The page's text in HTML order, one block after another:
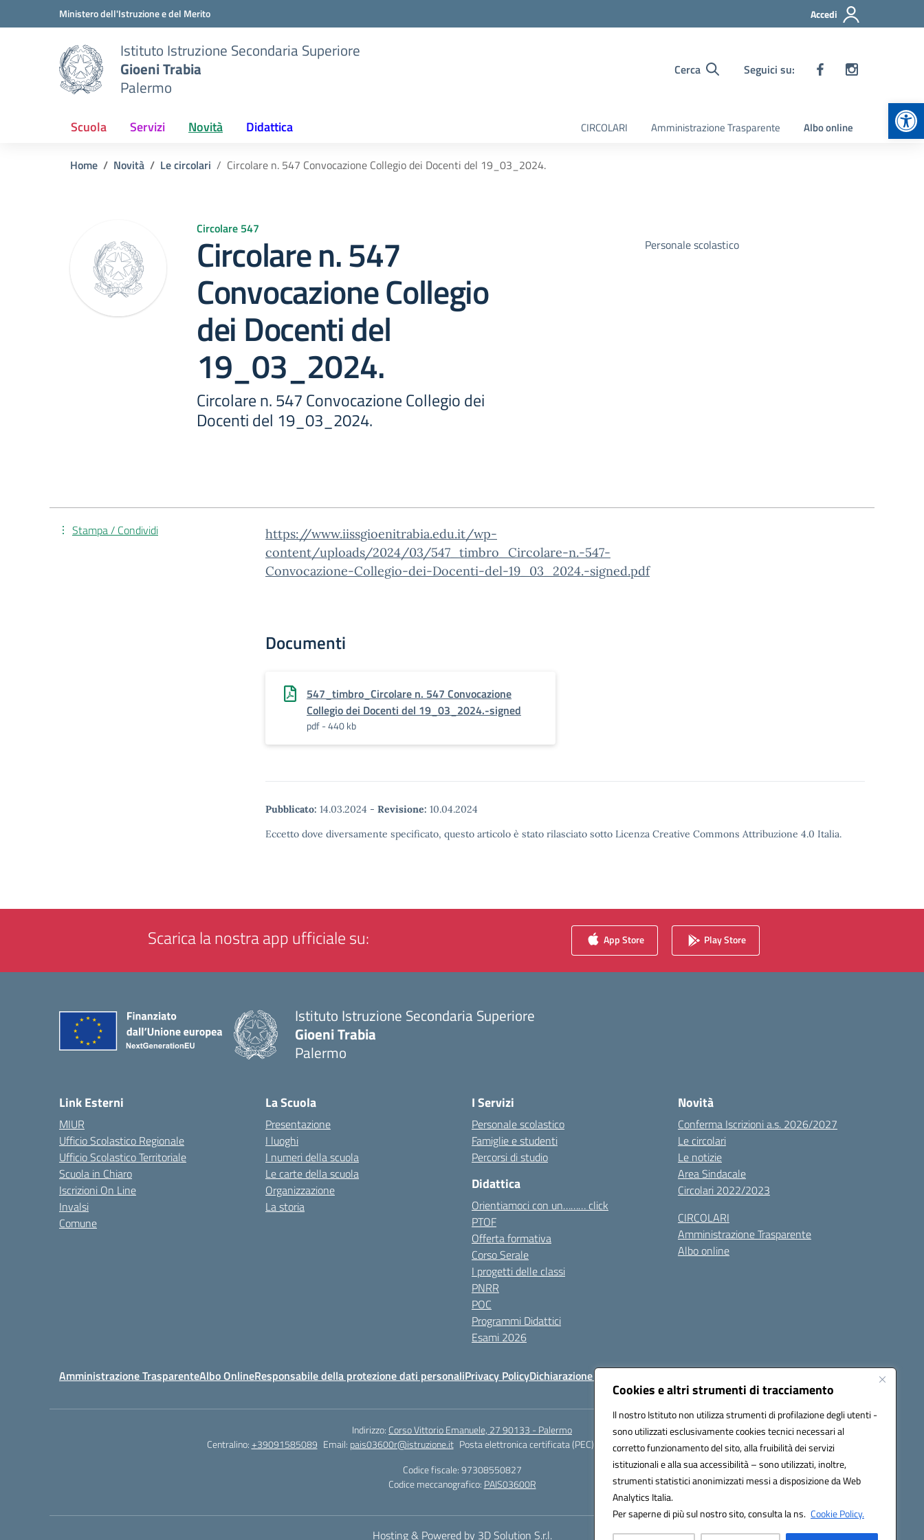
Cookies e altri strumenti di tracciamento
Il nostro Istituto non utilizza strumenti di profilazione degli utenti -
sono utilizzati esclusivamente cookies tecnici necessari al
corretto funzionamento del sito, alla fruibilità dei servizi
istituzionali e alla sua accessibilità – sono utilizzati, inoltre,
strumenti statistici anonimizzati messi a disposizione da Web
Analytics Italia.
Per saperne di più sul nostro sito, consulta la ns. Cookie Policy.
Vai ai contenuti
Vai al menu di navigazioneMinistero dell'Istruzione e del Merito Accedi
Istituto Istruzione Secondaria Superiore
Gioeni Trabia
Palermo
Cerca Seguici su:
Scuola Servizi Novità Didattica CIRCOLARI Amministrazione Trasparente Albo online
Home Novità Le circolari Circolare n. 547 Convocazione Collegio dei Docenti del 19_03_2024.
Circolare 547
Circolare n. 547
Convocazione Collegio
dei Docenti del
19_03_2024.
Circolare n. 547 Convocazione Collegio dei
Docenti del 19_03_2024.
Personale scolastico
https://www.iissgioenitrabia.edu.it/wp-
content/uploads/2024/03/547_timbro_Circolare-n.-547-
Convocazione-Collegio-dei-Docenti-del-19_03_2024.-signed.pdf
Documenti
547_timbro_Circolare n. 547 Convocazione
Collegio dei Docenti del 19_03_2024.-signed
pdf - 440 kb
Pubblicato: 14.03.2024 - Revisione: 10.04.2024
Eccetto dove diversamente specificato, questo articolo è stato rilasciato sotto Licenza Creative Commons Attribuzione 4.0 Italia.
Stampa / Condividi
Scarica la nostra app ufficiale su: App Store Play Store
Istituto Istruzione Secondaria Superiore
Gioeni Trabia
Palermo
Link Esterni
MIUR
Ufficio Scolastico Regionale
Ufficio Scolastico Territoriale
Scuola in Chiaro
Iscrizioni On Line
Invalsi
Comune
La Scuola
Presentazione
I luoghi
I numeri della scuola
Le carte della scuola
Organizzazione
La storia
I Servizi
Personale scolastico
Famiglie e studenti
Percorsi di studio
Didattica
Orientiamoci con un……… click
PTOF
Offerta formativa
Corso Serale
I progetti delle classi
PNRR
POC
Programmi Didattici
Esami 2026
Novità
Conferma Iscrizioni a.s. 2026/2027
Le circolari
Le notizie
Area Sindacale
Circolari 2022/2023
CIRCOLARI
Amministrazione Trasparente
Albo online
Amministrazione TrasparenteAlbo OnlineResponsabile della protezione dati personaliPrivacy PolicyDichiarazione di accessibilità Seguici su:
Indirizzo: Corso Vittorio Emanuele, 27 90133 - Palermo
Centralino:+39091585089 Email: pais03600r@istruzione.it Posta elettronica certificata (PEC):
pais03600r@pec.istruzione.it
Codice fiscale: 97308550827
Codice meccanografico: PAIS03600R
Hosting & Powered by 3D Solution S.r.l.